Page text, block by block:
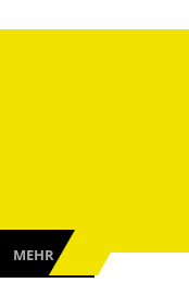
MEHR